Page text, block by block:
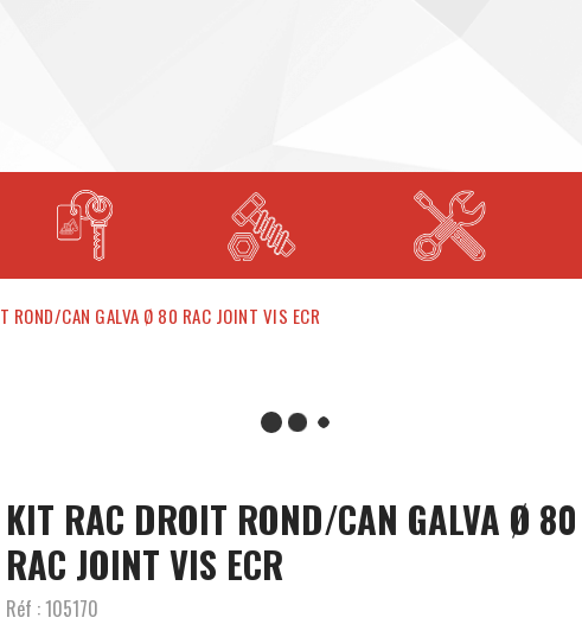
ROND/CAN GALVA Ø 80 RAC JOINT VIS ECR
KIT RAC DROIT ROND/CAN GALVA Ø 80
RAC JOINT VIS ECR
Réf :105170